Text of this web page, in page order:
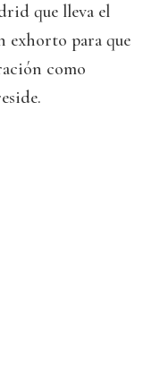
que lleva el
exhorto para que
como